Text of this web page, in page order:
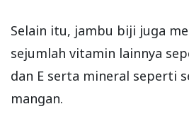
Selain itu, jambu biji juga
sejumlah vitamin lainnya
dan E serta mineral seperti
mangan.